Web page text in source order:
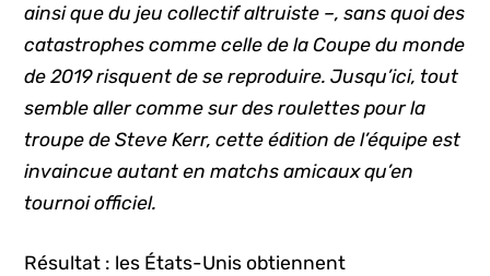
ainsi que du jeu collectif altruiste –, sans quoi des
catastrophes comme celle de la Coupe du monde
de 2019 risquent de se reproduire. Jusqu’ici, tout
semble aller comme sur des roulettes pour la
troupe de Steve Kerr, cette édition de l’équipe est
invaincue autant en matchs amicaux qu’en
tournoi officiel.
Résultat : les États-Unis obtiennent